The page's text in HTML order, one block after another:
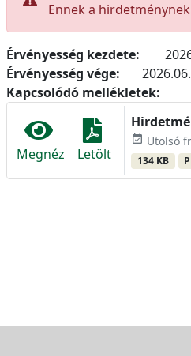
Ennek a
Érvényesség kezdete:
Érvényesség vége:
Kapcsolódó mellékletek:
Megnéz Letölt
event_available Utolsó
134 KB